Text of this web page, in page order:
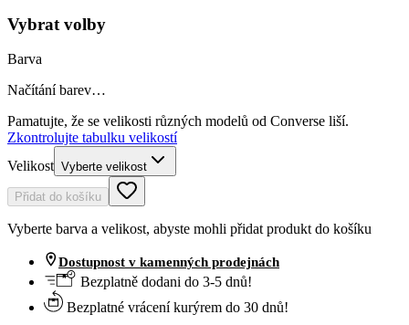
Vybrat volby
Barva
Načítání barev…
Pamatujte, že se velikosti různých modelů od Converse liší.
Zkontrolujte tabulku velikostí
Velikost Vyberte velikost
Přidat do košíku
Vyberte barva a velikost, abyste mohli přidat produkt do košíku
Dostupnost v kamenných prodejnách
Bezplatně dodani do 3-5 dnů!
Bezplatné vrácení kurýrem do 30 dnů!